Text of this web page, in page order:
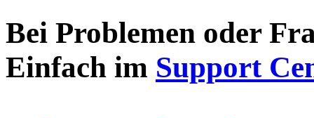
Bei Problemen oder
Einfach im Support